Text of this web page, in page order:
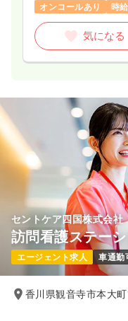
オンコールあり
時
気になる
セントケア四国株式会社
訪問看護ステー
エージェント求人 車通勤
香川県観音寺市本大